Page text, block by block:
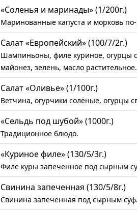
«Соленья и маринады» (1/200г.)
Маринованные капуста и морковь
Салат «Европейский» (100/7/2г.)
Шампиньоны, филе куриное, огурцы
майонез, зелень, масло растительное.
Салат «Оливье» (1/100г.)
Ветчина, огурчики солёные, огурцы
«Сельдь под шубой» (1000г.)
Традиционное блюдо.
«Куриное филе» (130/5/3г.)
Филе куры запеченное под сырным
Свинина запеченная (130/5/8г.)
Свинина запечённая под сырным